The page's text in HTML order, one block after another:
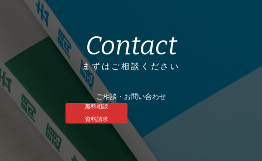
Contact
まずはご相談ください
ご相談・お問い合わせ
無料相談
資料請求